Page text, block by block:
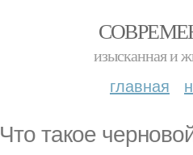
изысканная и
главная
Что такое